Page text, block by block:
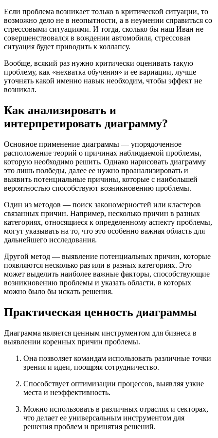
Если проблема возникает только в критической ситуации, то
возможно дело не в неопытности, а в неумении справиться со
стрессовыми ситуациями. И тогда, сколько бы наш Иван не
совершенствовался в вождении автомобиля, стрессовая
ситуация будет приводить к коллапсу.
Вообще, всякий раз нужно критически оценивать такую
проблему, как «нехватка обучения» и ее вариации, лучше
уточнять какой именно навык необходим, чтобы эффект не
возникал.
Как анализировать и
интерпретировать диаграмму?
Основное применение диаграммы — упорядоченное
расположение теорий о причинах наблюдаемой проблемы,
которую необходимо решить. Однако нарисовать диаграмму
это лишь полбеды, далее ее нужно проанализировать и
выявить потенциальные причины, которые с наибольшей
вероятностью способствуют возникновению проблемы.
Один из методов — поиск закономерностей или кластеров
связанных причин. Например, несколько причин в разных
категориях, относящиеся к определенному аспекту проблемы,
могут указывать на то, что это особенно важная область для
дальнейшего исследования.
Другой метод — выявление потенциальных причин, которые
появляются несколько раз или в разных категориях. Это
может выделить наиболее важные факторы, способствующие
возникновению проблемы и указать области, в которых
можно было бы искать решения.
Практическая ценность диаграммы
Диаграмма является ценным инструментом для бизнеса в
выявлении коренных причин проблемы.
Она позволяет командам использовать различные точки
зрения и идеи, поощряя сотрудничество.
Способствует оптимизации процессов, выявляя узкие
места и неэффективность.
Можно использовать в различных отраслях и секторах,
что делает ее универсальным инструментом для
решения проблем и принятия решений.